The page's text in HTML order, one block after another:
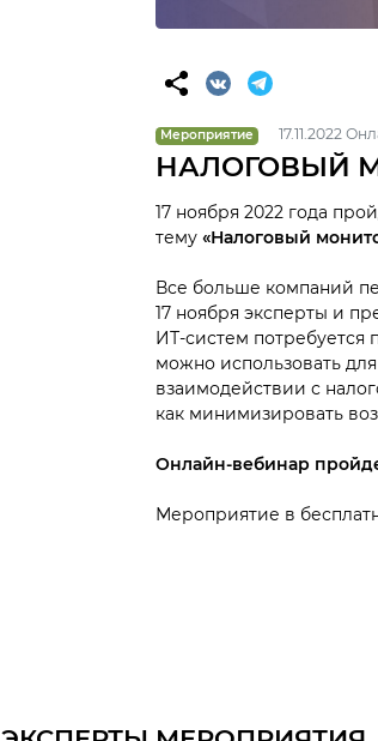
Мероприятие 17.11.2022
НАЛОГОВЫЙ
17 ноября 2022 года
тему«Налоговый
Все больше компаний
17 ноября эксперты и
ИТ-систем
можно использовать
взаимодействии с
как минимизировать
Онлайн-вебинар
Мероприятие в